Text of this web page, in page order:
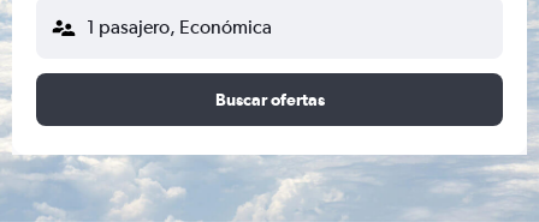
1 pasajero, Económica
Buscar ofertas